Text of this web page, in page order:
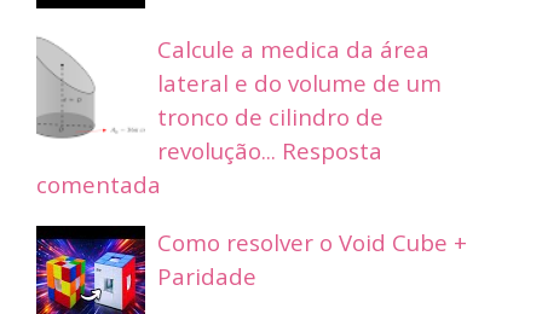
Calcule a medica da área
lateral e do volume de um
tronco de cilindro de
revolução... Resposta
comentada
Como resolver o Void Cube +
Paridade